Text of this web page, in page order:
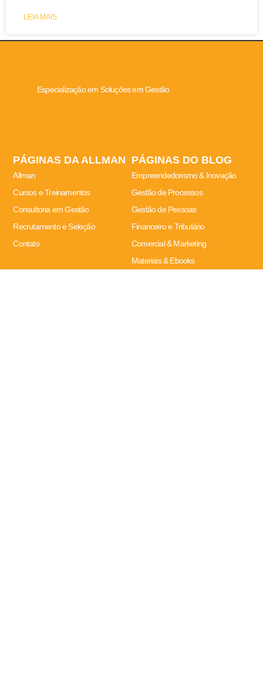
LEIA MAIS
Especialização em Soluções em Gestão
PÁGINAS DA ALLMAN
Allman
Cursos e Treinamentos
Consultoria em Gestão
Recrutamento e Seleção
Contato
PÁGINAS DO BLOG
Empreendedorismo & Inovação
Gestão de Processos
Gestão de Pessoas
Financeiro e Tributário
Comercial & Marketing
Materiais & Ebooks